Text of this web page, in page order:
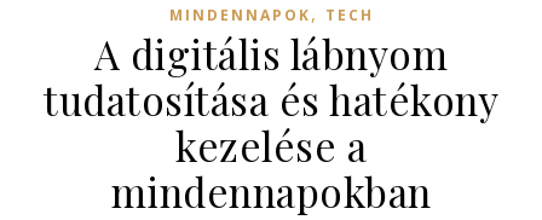
MINDENNAPOK, TECH
A digitális lábnyom
tudatosítása és hatékony
kezelése a
mindennapokban